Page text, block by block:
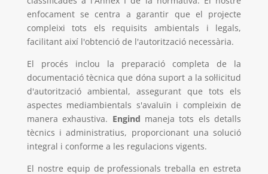
enfocament se centra a garantir que el projecte
compleixi tots els requisits ambientals i legals,
facilitant així l'obtenció de l'autorització necessària.
El procés inclou la preparació completa de la
documentació tècnica que dóna suport a la sol·licitud
d'autorització ambiental, assegurant que tots els
aspectes mediambientals s'avaluïn i compleixin de
manera exhaustiva. Engind maneja tots els detalls
tècnics i administratius, proporcionant una solució
integral i conforme a les regulacions vigents.
El nostre equip de professionals treballa en estreta